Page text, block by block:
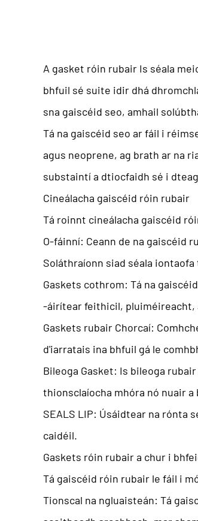
A gasket róin rubair Is séala
bhfuil sé suite idir dhá
sna gaiscéid seo, amhail
Tá na gaiscéid seo ar fáil i
agus neoprene, ag brath ar na
substaintí a dtiocfaidh sé i
Cineálacha gaiscéid róin rubair
Tá roinnt cineálacha gaiscéid
O-fáinní: Ceann de na gaiscéid
Soláthraíonn siad séala
Gaskets cothrom: Tá na
-áirítear feithicil, pluiméireacht,
Gaskets rubair Chorcaí:
d'iarratais ina bhfuil gá le
Bileoga Gasket: Is bileoga
thionsclaíocha mhóra nó nuair
SEALS LIP: Úsáidtear na rónta
caidéil.
Gaskets róin rubair a chur i
Tá gaiscéid róin rubair le fáil i
Tionscal na ngluaisteán: Tá